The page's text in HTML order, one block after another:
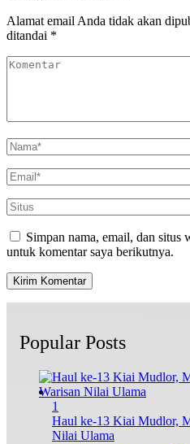
Alamat email Anda tidak akan
ditandai *
Simpan nama, email, dan situs
untuk komentar saya berikutnya.
Popular Posts
1
Haul ke-13 Kiai Mudlor,
Nilai Ulama